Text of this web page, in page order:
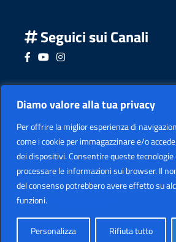
Diamo valore alla tua privacy
Per offrire la miglior esperienza di
come i cookie per immagazzinare e/o
dei dispositivi. Consentire queste
processare le informazioni sui browser. Il
del consenso potrebbero avere effetto su
funzioni.
Personalizza Rifiuta tutto
Seguici sui Canali
Seguici su Facebook
Seguici su YouTube
Seguici su Instagram
Sezione Legale Copyright